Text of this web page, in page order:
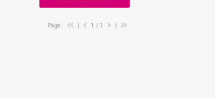
Page : 1 / 1